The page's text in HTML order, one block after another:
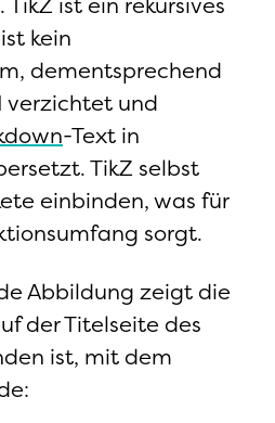
kein
dementsprechend
verzichtet und
-Text in
TikZ selbst
einbinden, was für
sorgt.
Abbildung zeigt die
der Titelseite des
ist, mit dem